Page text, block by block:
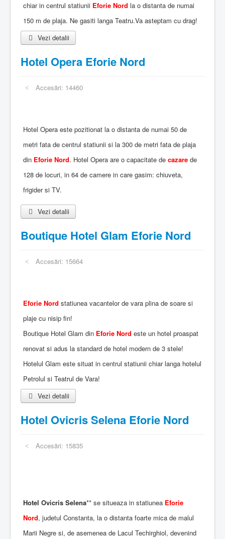
chiar in centrul statiunii Eforie Nord la o distanta de numai
150 m de plaja. Ne gasiti langa Teatru.Va asteptam cu drag!
Vezi detalii
Hotel Opera Eforie Nord
Accesări: 14460
Hotel Opera este pozitionat la o distanta de numai 50 de
metri fata de centrul statiunii si la 300 de metri fata de plaja
din Eforie Nord. Hotel Opera are o capacitate de cazare de
128 de locuri, in 64 de camere in care gasim: chiuveta,
frigider si TV.
Vezi detalii
Boutique Hotel Glam Eforie Nord
Accesări: 15664
Eforie Nord statiunea vacantelor de vara plina de soare si
plaje cu nisip fin!
Boutique Hotel Glam din Eforie Nord este un hotel proaspat
renovat si adus la standard de hotel modern de 3 stele!
Hotelul Glam este situat in centrul statiunii chiar langa hotelul
Petrolul si Teatrul de Vara!
Vezi detalii
Hotel Ovicris Selena Eforie Nord
Accesări: 15835
Hotel Ovicris Selena** se situeaza in statiunea Eforie
Nord, judetul Constanta, la o distanta foarte mica de malul
Marii Negre si, de asemenea de Lacul Techirghiol, devenind